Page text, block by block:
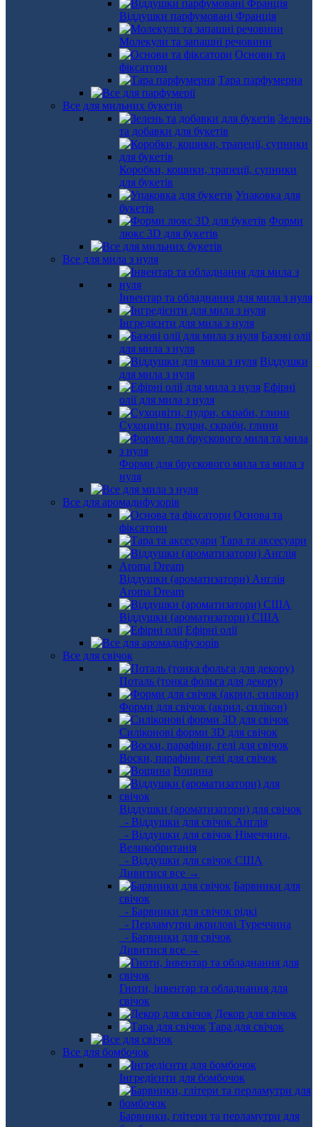
Віддушки парфумовані Франція
Молекули та запашні речовини
Основи та
фіксатори
Тара парфумерна
Все для мильних букетів
Зелень
та добавки для букетів
Коробки, кошики, трапеції, супники
для букетів
Упаковка для
букетів
Форми
люкс 3D для букетів
Все для мила з нуля
Інвентар та обладнання для мила з нуля
Інгредієнти для мила з нуля
Базові олії
для мила з нуля
Віддушки
для мила з нуля
Ефірні
олії для мила з нуля
Сухоцвіти, пудри, скраби, глини
Форми для брускового мила та мила з
нуля
Все для аромадифузорів
Основа та
фіксатори
Тара та аксесуари
Віддушки (ароматизатори) Англія
Aroma Dream
Віддушки (ароматизатори) США
Ефірні олії
Все для свічок
Поталь (тонка фольга для декору)
Форми для свічок (акрил, силікон)
Силіконові форми 3D для свічок
Воски, парафіни, гелі для свічок
Вощина
Віддушки (ароматизатори) для свічок
- Віддушки для свічок Англія
- Віддушки для свічок Німеччина,
Великобританія
- Віддушки для свічок США
Дивитися все →
Барвники для
свічок
- Барвники для свічок рідкі
- Перламутри акрилові Туреччина
- Барвники для свічок
Дивитися все →
Гноти, інвентар та обладнання для
свічок
Декор для свічок
Тара для свічок
Все для бомбочок
Інгредієнти для бомбочок
Барвники, глітери та перламутри для